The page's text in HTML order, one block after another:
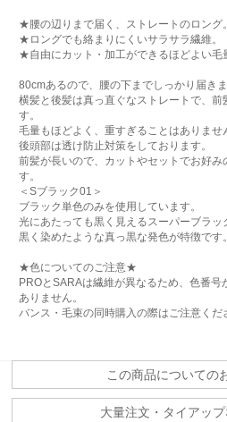
★腰の辺りまで届く、ストレートのロング。
★ロングでも絡まりにくいサラサラ繊維。
★自由にカット・加工ができるほどよい毛
80cmあるので、腰の下までしっかり届きま
横髪と後髪は真っ直ぐなストレートで、前
す。
毛量もほどよく、重すぎることはありませ
後頭部は透け防止対策をしております。
前髪が長いので、カットやセットでお好み
す。
＜Sブラック01＞
ブラック単色のみを使用しています。
光にあたっても黒く見えるスーパーブラッ
黒く染めたような真っ黒な発色が特徴です。
★色についてのご注意★
PROとSARAは繊維が異なるため、色番
ありません。
バンス・毛束の同時購入の際はご注意くだ
この商品についての
大量注文・タイアッ